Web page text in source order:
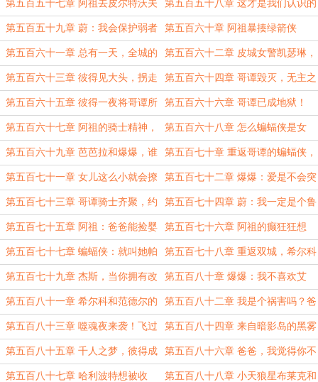
天
第五百五十七章 阿祖去皮尔特沃夫
上大学？
第五百五十八章 这才是我们认识的
阿祖
第五百五十九章 蔚：我会保护弱者
对抗强暴，对所爱至死不渝
第五百六十章 阿祖暴揍绿箭侠
第五百六十一章 总有一天，全城的
人都要高看我，高看我们帕德里克一
家
第五百六十二章 皮城女警凯瑟琳，
女儿的女朋友？
第五百六十三章 彼得见大头，拐走
小蛋糕
第五百六十四章 哥谭毁灭，无主之
地开启
第五百六十五章 彼得一夜将哥谭所
有罪犯抓捕的都市传说
第五百六十六章 哥谭已成地狱！
第五百六十七章 阿祖的骑士精神，
哥谭被恶人瓜分
第五百六十八章 怎么蝙蝠侠是女
的？！
第五百六十九章 芭芭拉和爆爆，谁
才是哥谭骑士呢？
第五百七十章 重返哥谭的蝙蝠侠，
遇险的小蛋糕
第五百七十一章 女儿这么小就会撩
妹！
第五百七十二章 爆爆：爱是不会突
然消失的
第五百七十三章 哥谭骑士齐聚，约
德尔诱捕器
第五百七十四章 蔚：我一定是个鲁
莽冲动的笨蛋！
第五百七十五章 阿祖：爸爸能捡婴
儿，凭什么我不能捡？
第五百七十六章 阿祖的癫狂狂想
曲！
第五百七十七章 蝙蝠侠：就叫她帕
德里克吧，愿她平安顺遂
第五百七十八章 重返双城，希尔科
和杰斯
第五百七十九章 杰斯，当你拥有改
变世界的能力，就不需要别人的认可
第五百八十章 爆爆：我不喜欢艾
克，因为他是黑人
第五百八十一章 希尔科和范德尔的
对决
第五百八十二章 我是个祸害吗？爸
爸
第五百八十三章 噬魂夜来袭！飞过
暴雨的青鸟
第五百八十四章 来自暗影岛的黑雾
亡灵大军！
第五百八十五章 千人之梦，彼得成
为祖安神明
第五百八十六章 爸爸，我觉得你不
像以前杀伐果断了
第五百八十七章 哈利波特想被收 第五百八十八章 小天狼星布莱克和